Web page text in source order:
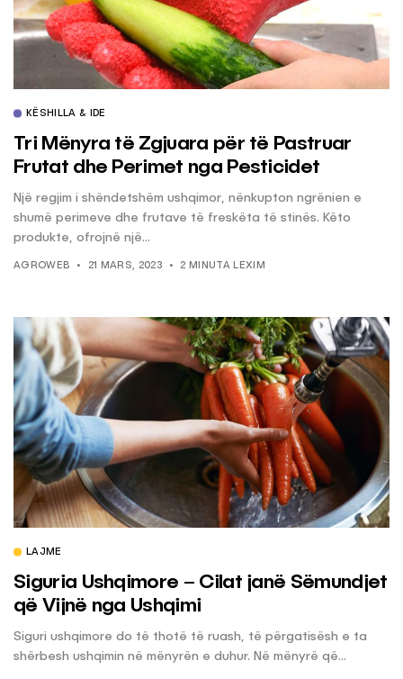
KËSHILLA & IDE
Tri Mënyra të Zgjuara për të Pastruar
Frutat dhe Perimet nga Pesticidet
Një regjim i shëndetshëm ushqimor, nënkupton ngrënien e
shumë perimeve dhe frutave të freskëta të stinës. Këto
produkte, ofrojnë një...
AGROWEB 21 MARS, 2023 2 MINUTA LEXIM
LAJME
Siguria Ushqimore – Cilat janë Sëmundjet
që Vijnë nga Ushqimi
Siguri ushqimore do të thotë të ruash, të përgatisësh e ta
shërbesh ushqimin në mënyrën e duhur. Në mënyrë që...